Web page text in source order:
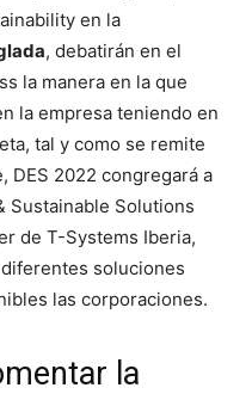
en la
, debatirán en el
la manera en la que
la empresa teniendo en
tal y como se remite
DES 2022 congregará a
Sustainable Solutions
de T-Systems Iberia,
soluciones
las corporaciones.
la